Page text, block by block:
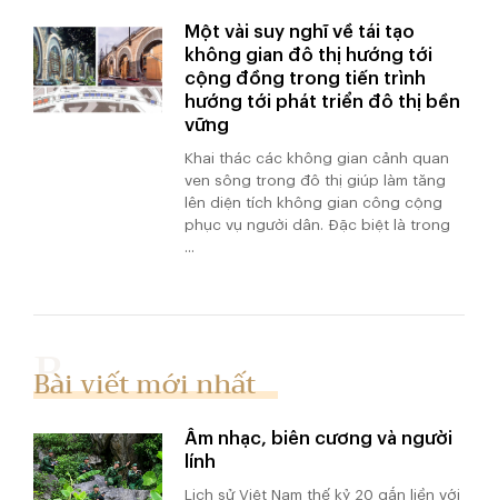
Một vài suy nghĩ về tái tạo
không gian đô thị hướng tới
cộng đồng trong tiến trình
hướng tới phát triển đô thị bền
vững
Khai thác các không gian cảnh quan
ven sông trong đô thị giúp làm tăng
lên diện tích không gian công cộng
phục vụ người dân. Đặc biệt là trong
...
Bài viết mới nhất
Âm nhạc, biên cương và người
lính
Lịch sử Việt Nam thế kỷ 20 gắn liền với